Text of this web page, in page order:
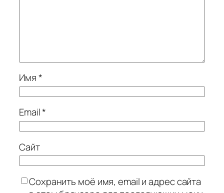
Имя*
Email*
Сайт
Сохранить моё имя, email и адрес сайта